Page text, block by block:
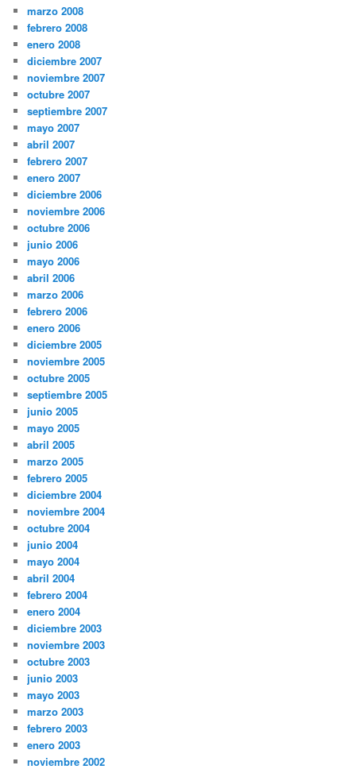
marzo 2008
febrero 2008
enero 2008
diciembre 2007
noviembre 2007
octubre 2007
septiembre 2007
mayo 2007
abril 2007
febrero 2007
enero 2007
diciembre 2006
noviembre 2006
octubre 2006
junio 2006
mayo 2006
abril 2006
marzo 2006
febrero 2006
enero 2006
diciembre 2005
noviembre 2005
octubre 2005
septiembre 2005
junio 2005
mayo 2005
abril 2005
marzo 2005
febrero 2005
diciembre 2004
noviembre 2004
octubre 2004
junio 2004
mayo 2004
abril 2004
febrero 2004
enero 2004
diciembre 2003
noviembre 2003
octubre 2003
junio 2003
mayo 2003
marzo 2003
febrero 2003
enero 2003
noviembre 2002